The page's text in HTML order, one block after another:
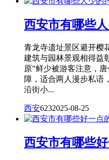
西安市有哪些
青龙寺遗址景区避开樱
建筑与园林景观相得益
原”鲜少被游客注意，
障，适合两人漫步私语
沿街小...
西安6232025-08-25
西安市有哪些